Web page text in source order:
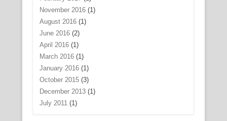
November 2016(1)
August 2016(1)
June 2016(2)
April 2016(1)
March 2016(1)
January 2016(1)
October 2015(3)
December 2013(1)
July 2011 (1)